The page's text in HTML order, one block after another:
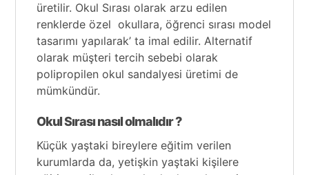
üretilir. Okul Sırası olarak arzu edilen
renklerde özel okullara, öğrenci sırası model
tasarımı yapılarak’ ta imal edilir. Alternatif
olarak müşteri tercih sebebi olarak
polipropilen okul sandalyesi üretimi de
mümkündür.
Okul Sırası nasıl olmalıdır ?
Küçük yaştaki bireylere eğitim verilen
kurumlarda da, yetişkin yaştaki kişilere